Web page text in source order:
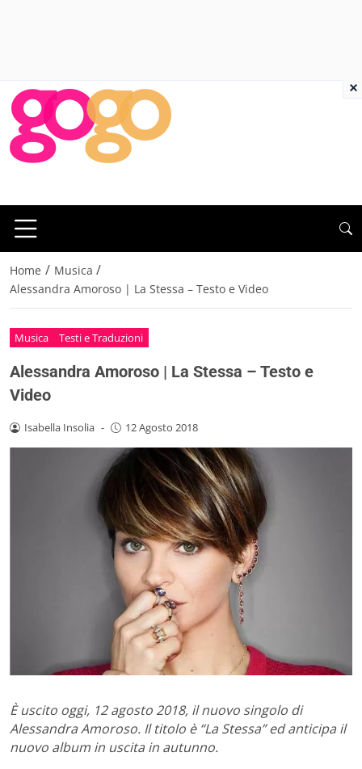
Home / Musica /
Alessandra Amoroso | La Stessa – Testo e Video
Musica Testi e Traduzioni
Alessandra Amoroso | La Stessa – Testo e
Video
Isabella Insolia - 12 Agosto 2018
È uscito oggi, 12 agosto 2018, il nuovo singolo di
Alessandra Amoroso. Il titolo è “La Stessa” ed anticipa il
nuovo album in uscita in autunno.
×